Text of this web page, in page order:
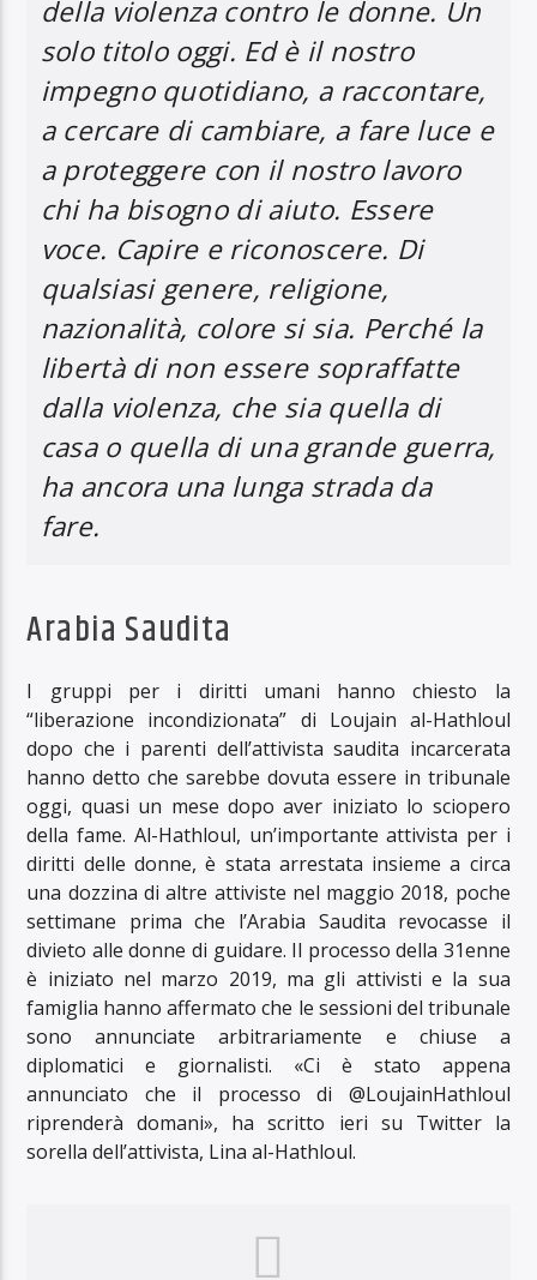
della violenza contro le donne. Un
solo titolo oggi. Ed è il nostro
impegno quotidiano, a raccontare,
a cercare di cambiare, a fare luce e
a proteggere con il nostro lavoro
chi ha bisogno di aiuto. Essere
voce. Capire e riconoscere. Di
qualsiasi genere, religione,
nazionalità, colore si sia. Perché la
libertà di non essere sopraffatte
dalla violenza, che sia quella di
casa o quella di una grande guerra,
ha ancora una lunga strada da
fare.
Arabia Saudita
I gruppi per i diritti umani hanno chiesto la
“liberazione incondizionata” di Loujain al-Hathloul
dopo che i parenti dell’attivista saudita incarcerata
hanno detto che sarebbe dovuta essere in tribunale
oggi, quasi un mese dopo aver iniziato lo sciopero
della fame. Al-Hathloul, un’importante attivista per i
diritti delle donne, è stata arrestata insieme a circa
una dozzina di altre attiviste nel maggio 2018, poche
settimane prima che l’Arabia Saudita revocasse il
divieto alle donne di guidare. Il processo della 31enne
è iniziato nel marzo 2019, ma gli attivisti e la sua
famiglia hanno affermato che le sessioni del tribunale
sono annunciate arbitrariamente e chiuse a
diplomatici e giornalisti. «Ci è stato appena
annunciato che il processo di @LoujainHathloul
riprenderà domani», ha scritto ieri su Twitter la
sorella dell’attivista, Lina al-Hathloul.